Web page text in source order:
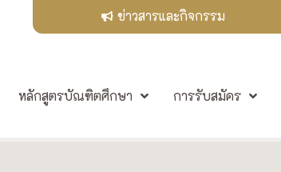
ข่าวสารและกิจกรรม
หลักสูตรบัณฑิตศึกษา การรับสมัคร